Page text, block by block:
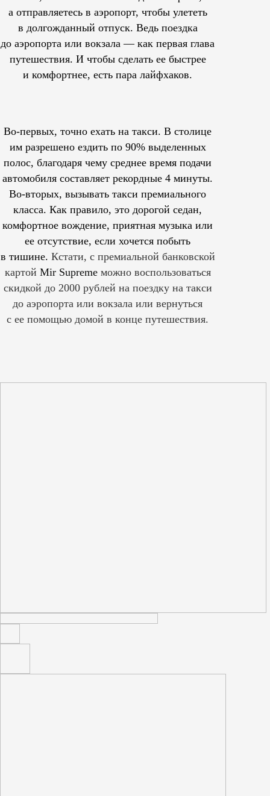
а отправляетесь в аэропорт, чтобы улететь
в долгожданный отпуск. Ведь поездка
до аэропорта или вокзала — как первая глава
путешествия. И чтобы сделать ее быстрее
и комфортнее, есть пара лайфхаков.
Во-первых, точно ехать на такси. В столице
им разрешеноездить по 90% выделенных
полос, благодаря чему среднее время подачи
автомобиля составляет рекордные 4 минуты.
Во-вторых, вызывать такси премиального
класса. Как правило, это дорогой седан,
комфортное вождение, приятная музыка или
ее отсутствие, если хочется побыть
в тишине. Кстати, с премиальной банковской
картой Mir Supreme можно воспользоваться
скидкой до 2000 рублей на поездку на такси
до аэропорта или вокзала или вернуться
с ее помощью домой в конце путешествия.